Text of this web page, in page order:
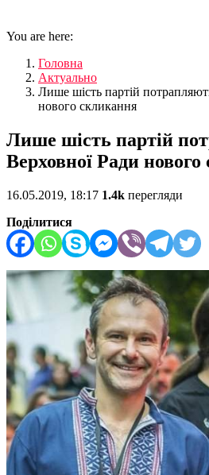
You are here:
Головна
Актуально
Лише шість партій
нового скликання
Лише шість партій
Верховної Ради
16.05.2019, 18:17 1.4k перегляди
Поділитися